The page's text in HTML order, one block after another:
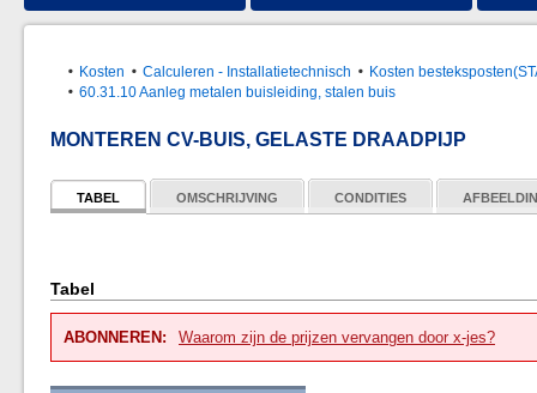
Kosten Calculeren - Installatietechnisch
Kosten
60.31.10 Aanleg metalen buisleiding, stalen buis
MONTEREN CV-BUIS, GELASTE DRAADPIJP
TABEL OMSCHRIJVING CONDITIES
Tabel
ABONNEREN: Waarom zijn de prijzen vervangen door x-jes?